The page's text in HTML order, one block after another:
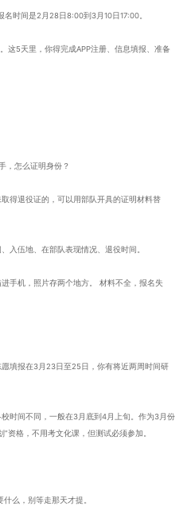
时间是2月28日8:00到3月10日17:00。
这5天里，你得完成APP注册、信息填报、准备
，怎么证明身份？
得退役证的，可以用部队开具的证明材料替
入伍地、在部队表现情况、退役时间。
手机，照片存两个地方。 材料不全，报名失
填报在3月23日至25日，你有将近两周时间研
时间不同，一般在3月底到4月上旬。作为3月份
资格，不用考文化课，但测试必须参加。
么，别等走那天才提。